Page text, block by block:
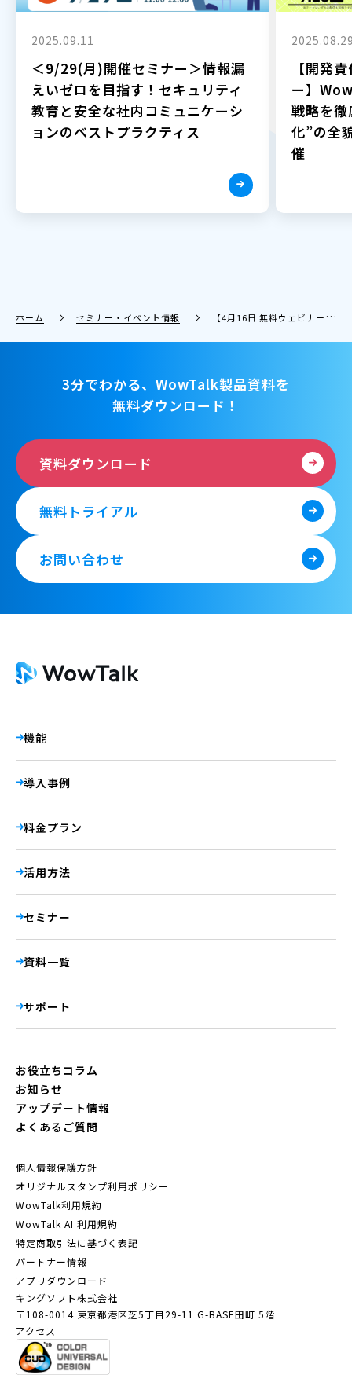
2025.09.11
＜9/29(月)開催セミナー＞情報漏
えいゼロを目指す！セキュリティ
教育と安全な社内コミュニケーシ
ョンのベストプラクティス
【開発
ー】
戦略を
化”の全
催
ホーム セミナー・イベント情報 【4月16日 無料ウェビナー】リモートワーク最適化セミナー〜社内外コミュニケーションを活性化させ、営業成果につなげる仕組み〜
3分でわかる、WowTalk製品資料を
無料ダウンロード！
資料ダウンロード
無料トライアル
お問い合わせ
機能
導入事例
料金プラン
活用方法
セミナー
資料一覧
サポート
お役立ちコラム
お知らせ
アップデート情報
よくあるご質問
個人情報保護方針
オリジナルスタンプ利用ポリシー
WowTalk利用規約
WowTalk AI 利用規約
特定商取引法に基づく表記
パートナー情報
アプリダウンロード
キングソフト株式会社
〒108-0014 東京都港区芝5丁目29-11 G-BASE田町 5階
アクセス